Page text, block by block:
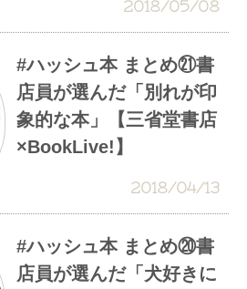
2018/05/08
#ハッシュ本 まとめ㉑書
店員が選んだ「別れが印
象的な本」【三省堂書店
×BookLive!】
2018/04/13
#ハッシュ本 まとめ⑳書
店員が選んだ「犬好きに